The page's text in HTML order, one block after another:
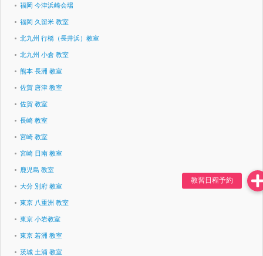
福岡 今津浜崎会場
福岡 久留米 教室
北九州 行橋（長井浜）教室
北九州 小倉 教室
熊本 長洲 教室
佐賀 唐津 教室
佐賀 教室
長崎 教室
宮崎 教室
宮崎 日南 教室
鹿児島 教室
大分 別府 教室
東京 八重洲 教室
東京 小岩教室
東京 若洲 教室
茨城 土浦 教室